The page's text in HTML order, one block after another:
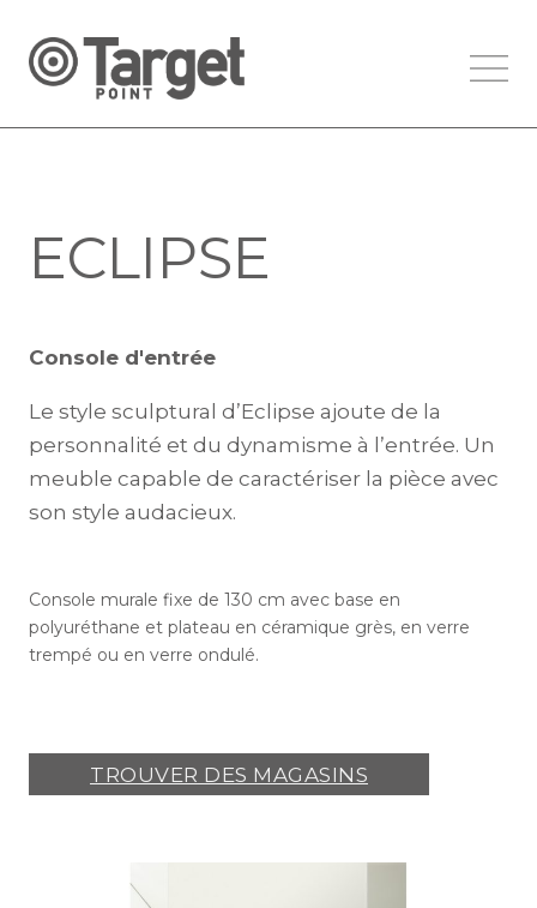
ECLIPSE
Console d'entrée
Le style sculptural d’Eclipse ajoute de la
personnalité et du dynamisme à l’entrée. Un
meuble capable de caractériser la pièce avec
son style audacieux.
Console murale fixe de 130 cm avec base en
polyuréthane et plateau en céramique grès, en verre
trempé ou en verre ondulé.
TROUVER DES MAGASINS